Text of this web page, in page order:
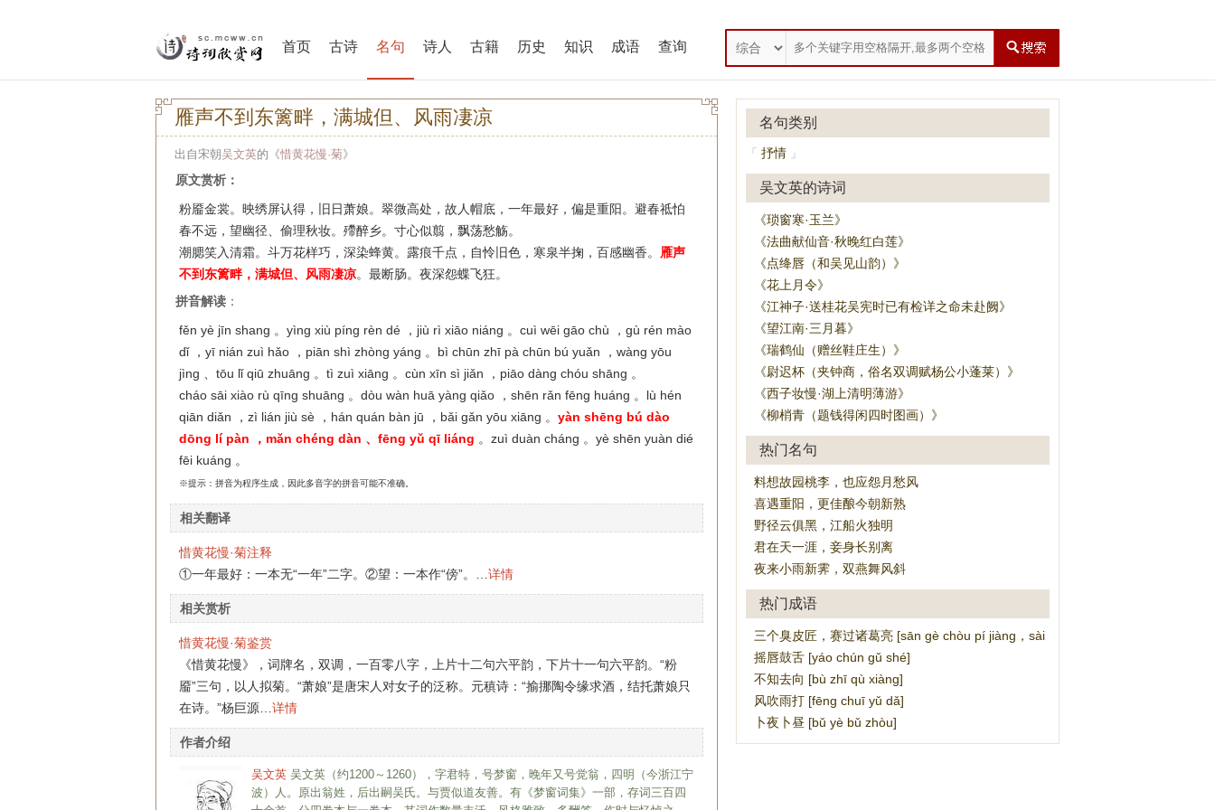
首页 古诗 名句 诗人 古籍 历史 知识 成语 查询
雁声不到东篱畔，满城但、风雨凄凉
出自宋朝吴文英的《惜黄花慢·菊》
原文赏析：
粉靥金裳。映绣屏认得，旧日萧娘。翠微高处，故人帽底，一年最好，偏是重阳。避春祗怕
春不远，望幽径、偷理秋妆。殢醉乡。寸心似翦，飘荡愁觞。
潮腮笑入清霜。斗万花样巧，深染蜂黄。露痕千点，自怜旧色，寒泉半掬，百感幽香。
雁声
不到东篱畔，满城但、风雨凄凉。最断肠。夜深怨蝶飞狂。
拼音解读 ：
fěn yè jīn shang 。yìng xiù píng rèn dé ，jiù rì xiāo niáng 。cuì wēi gāo chù ，gù rén mào
dǐ ，yī nián zuì hǎo ，piān shì zhòng yáng 。bì chūn zhī pà chūn bú yuǎn ，wàng yōu
jìng 、tōu lǐ qiū zhuāng 。tì zuì xiāng 。cùn xīn sì jiǎn ，piāo dàng chóu shāng 。
cháo sāi xiào rù qīng shuāng 。dòu wàn huā yàng qiǎo ，shēn rǎn fēng huáng 。lù hén
qiān diǎn ，zì lián jiù sè ，hán quán bàn jū ，bǎi gǎn yōu xiāng 。 yàn shēng bú dào
dōng lí pàn ，mǎn chéng dàn 、fēng yǔ qī liáng 。zuì duàn cháng 。yè shēn yuàn dié
fēi kuáng 。
※提示：拼音为程序生成，因此多音字的拼音可能不准确。
相关翻译
惜黄花慢·菊注释
①一年最好：一本无“一年”二字。②望：一本作“傍”。… 详情
相关赏析
惜黄花慢·菊鉴赏
《惜黄花慢》，词牌名，双调，一百零八字，上片十二句六平韵，下片十一句六平韵。“粉
靥”三句，以人拟菊。“萧娘”是唐宋人对女子的泛称。元稹诗：“揄挪陶令缘求酒，结托萧娘只
在诗。”杨巨源… 详情
作者介绍
吴文英 吴文英（约1200～1260），字君特，号梦窗，晚年又号觉翁，四明（今浙江宁
波）人。原出翁姓，后出嗣吴氏。与贾似道友善。有《梦窗词集》一部，存词三百四
名句类别
「 抒情 」
吴文英的诗词
《琐窗寒·玉兰》
《法曲献仙音·秋晚红白莲》
《点绛唇（和吴见山韵）》
《花上月令》
《江神子·送桂花吴宪时已有检详之命未赴阙》
《望江南·三月暮》
《瑞鹤仙（赠丝鞋庄生）》
《尉迟杯（夹钟商，俗名双调赋杨公小蓬莱）》
《西子妆慢·湖上清明薄游》
《柳梢青（题钱得闲四时图画）》
热门名句
料想故园桃李，也应怨月愁风
喜遇重阳，更佳酿今朝新熟
野径云俱黑，江船火独明
君在天一涯，妾身长别离
夜来小雨新霁，双燕舞风斜
热门成语
三个臭皮匠，赛过诸葛亮 [sān gè chòu pí jiàng，sài guò zhū gě liàng]
摇唇鼓舌 [yáo chún gǔ shé]
不知去向 [bù zhī qù xiàng]
风吹雨打 [fēng chuī yǔ dǎ]
卜夜卜昼 [bǔ yè bǔ zhòu]